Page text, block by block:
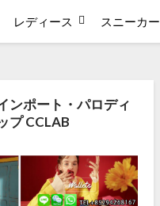
レディース スニーカー
ンポート・パロディ
プ CCLAB